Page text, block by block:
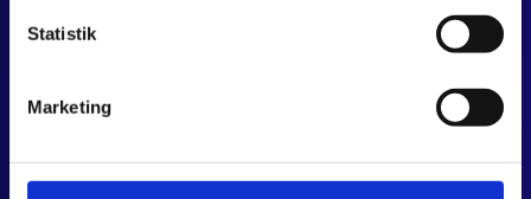
Statistik
Marketing
8960 Randers SØ
+45 28 81 26 43
salg@jjmotorcykler.dk